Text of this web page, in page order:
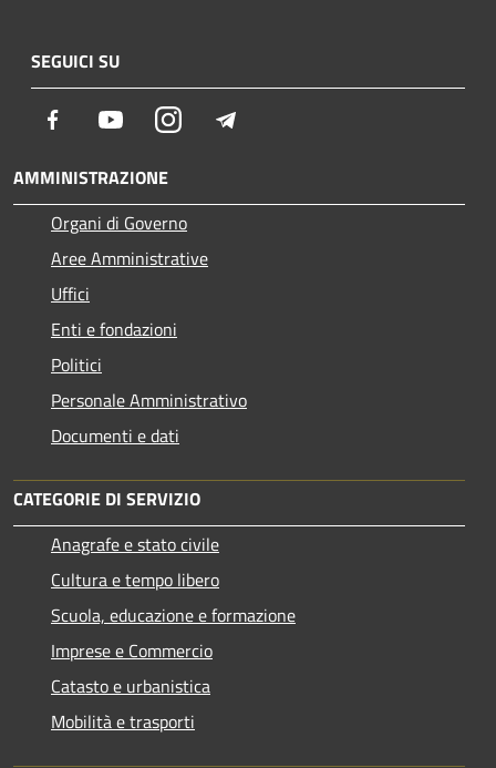
SEGUICI SU
Facebook YoutubeInstagram
AMMINISTRAZIONE
Organi di Governo
Aree Amministrative
Uffici
Enti e fondazioni
Politici
Personale Amministrativo
Documenti e dati
CATEGORIE DI SERVIZIO
Anagrafe e stato civile
Cultura e tempo libero
Scuola, educazione e formazione
Imprese e Commercio
Catasto e urbanistica
Mobilità e trasporti